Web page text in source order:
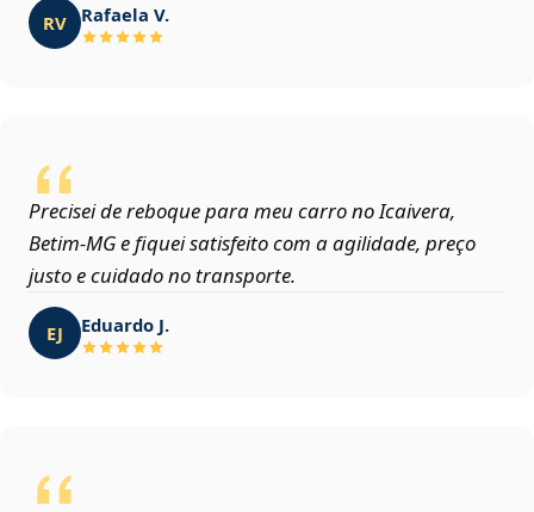
RV Rafaela V.
Precisei de reboque para meu carro no Icaivera,
Betim‑MG e fiquei satisfeito com a agilidade, preço
justo e cuidado no transporte.
EJ Eduardo J.